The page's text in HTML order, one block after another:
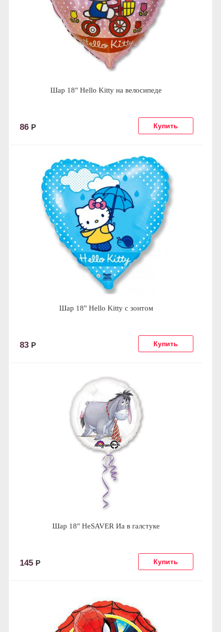
Шар 18" Hello Kitty на велосипеде
86 Р
Шар 18" Hello Kitty с зонтом
83 Р
Шар 18" HeSAVER Иа в галстуке
145 Р